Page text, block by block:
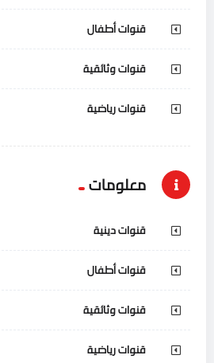
قنوات أطفال
قنوات وثائقية
قنوات رياضية
معلومات
قنوات دينية
قنوات أطفال
قنوات وثائقية
قنوات رياضية